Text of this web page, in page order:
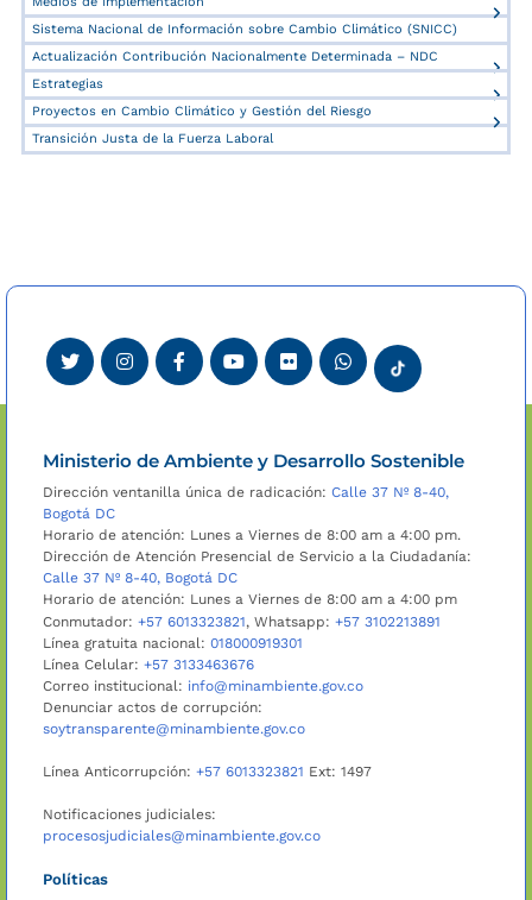
Sistema Nacional de Información sobre Cambio Climático (SNICC)
Actualización Contribución Nacionalmente Determinada – NDC
Estrategias
Proyectos en Cambio Climático y Gestión del Riesgo
Transición Justa de la Fuerza Laboral
Ministerio de Ambiente y Desarrollo Sostenible
Dirección ventanilla única de radicación: Calle 37 Nº 8-40,
Bogotá DC
Horario de atención: Lunes a Viernes de 8:00 am a 4:00 pm.
Dirección de Atención Presencial de Servicio a la Ciudadanía:
Calle 37 Nº 8-40, Bogotá DC
Horario de atención: Lunes a Viernes de 8:00 am a 4:00 pm
Conmutador: +57 6013323821, Whatsapp: +57 3102213891
Línea gratuita nacional: 018000919301
Línea Celular: +57 3133463676
Correo institucional: info@minambiente.gov.co
Denunciar actos de corrupción:
soytransparente@minambiente.gov.co
Línea Anticorrupción: +57 6013323821 Ext: 1497
Notificaciones judiciales:
procesosjudiciales@minambiente.gov.co
Políticas